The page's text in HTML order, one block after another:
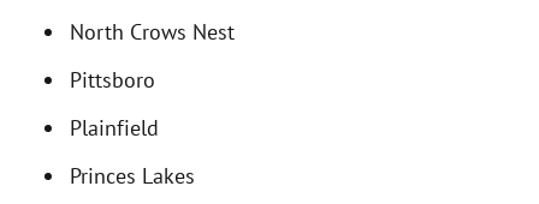
North Crows Nest
Pittsboro
Plainfield
Princes Lakes